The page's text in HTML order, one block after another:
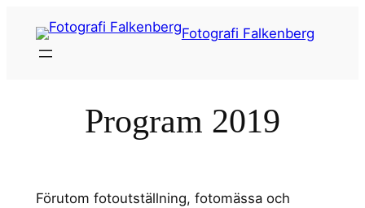
innehåll
Fotografi Falkenberg
Program 2019
Förutom fotoutställning, fotomässa och